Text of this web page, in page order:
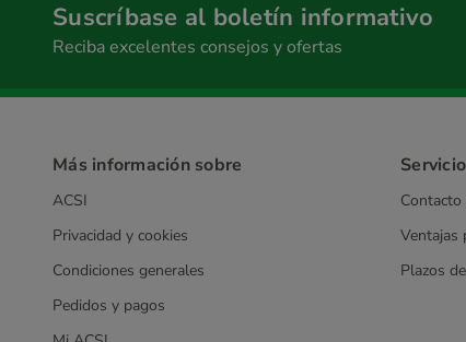
Suscríbase al boletín informativo
Reciba excelentes consejos y ofertas
Más información sobre
ACSI
Privacidad y cookies
Condiciones generales
Pedidos y pagos
Ventajas
Plazos